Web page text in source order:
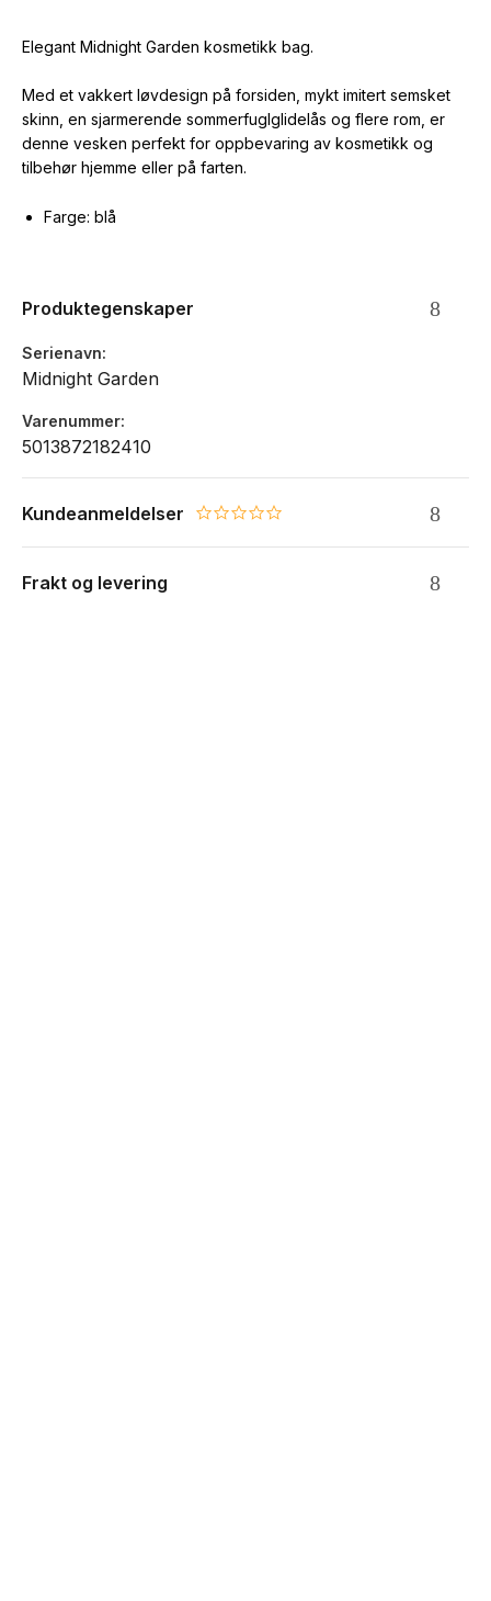
Elegant Midnight Garden kosmetikk bag.
Med et vakkert løvdesign på forsiden, mykt imitert semsket
skinn, en sjarmerende sommerfuglglidelås og flere rom, er
denne vesken perfekt for oppbevaring av kosmetikk og
tilbehør hjemme eller på farten.
Farge: blå
Produktegenskaper
Serienavn
Midnight Garden
Varenummer
5013872182410
Kundeanmeldelser 0.0 star rating
Frakt og levering